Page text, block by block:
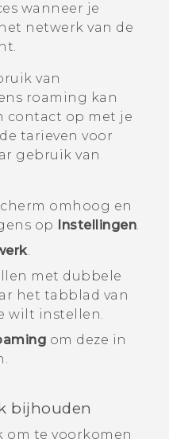
wanneer je
netwerk van de
van
roaming kan
contact op met je
tarieven voor
gebruik van
omhoog en
op
Instellingen.
.
met dubbele
het tabblad van
wilt instellen.
om deze in
bijhouden
om te voorkomen